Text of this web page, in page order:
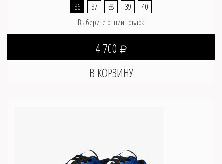
36 37 38 39
40
Выберите опции товара
4 700